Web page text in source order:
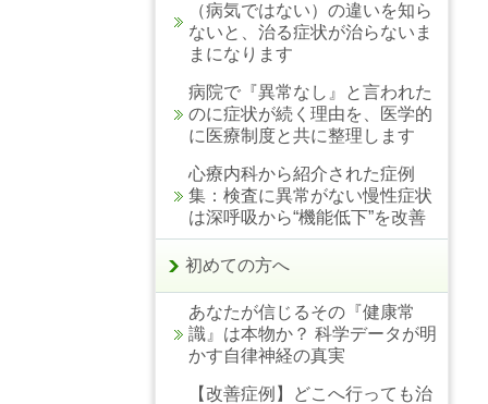
（病気ではない）の違いを知ら
ないと、治る症状が治らないま
まになります
病院で『異常なし』と言われた
のに症状が続く理由を、医学的
に医療制度と共に整理します
心療内科から紹介された症例
集：検査に異常がない慢性症状
は深呼吸から“機能低下”を改善
初めての方へ
あなたが信じるその『健康常
識』は本物か？ 科学データが明
かす自律神経の真実
【改善症例】どこへ行っても治